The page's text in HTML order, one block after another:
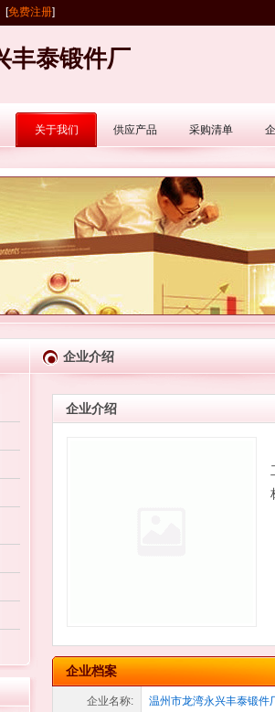
[免费注册]
丰泰锻件厂
关于我们 供应产品 采购清单
企业介绍
企业介绍
企业档案
企业名称: 温州市龙湾永兴丰泰锻件